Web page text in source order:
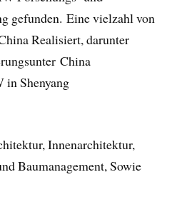
gefunden. Eine vielzahl von
Realisiert, darunter
China
Shenyang
Innenarchitektur,
Baumanagement, Sowie